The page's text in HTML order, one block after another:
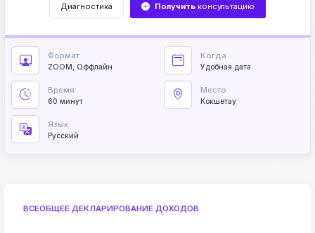
Диагностика Получить консультацию
Формат
ZOOM, Оффлайн
Когда
Удобная дата
Время
60 минут
Место
Кокшетау
Язык
Русский
ВСЕОБЩЕЕ ДЕКЛАРИРОВАНИЕ ДОХОДОВ